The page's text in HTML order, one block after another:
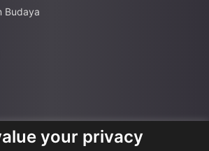
Budaya
your privacy